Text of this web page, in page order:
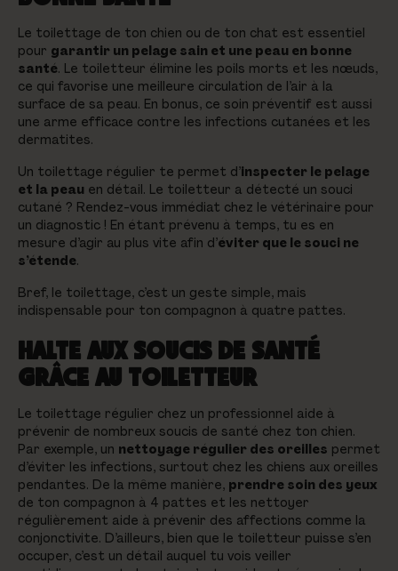
Le toilettage de ton chien ou de ton chat est essentiel
pour garantir un pelage sain et une peau en bonne
santé. Le toiletteur élimine les poils morts et les nœuds,
ce qui favorise une meilleure circulation de l’air à la
surface de sa peau. En bonus, ce soin préventif est aussi
une arme efficace contre les infections cutanées et les
dermatites.
Un toilettage régulier te permet d’inspecter le pelage
et la peau en détail. Le toiletteur a détecté un souci
cutané ? Rendez-vous immédiat chez le vétérinaire pour
un diagnostic ! En étant prévenu à temps, tu es en
mesure d’agir au plus vite afin d’éviter que le souci ne
s’étende.
Bref, le toilettage, c’est un geste simple, mais
indispensable pour ton compagnon à quatre pattes.
HALTE AUX SOUCIS DE SANTÉ
GRÂCE AU TOILETTEUR
Le toilettage régulier chez un professionnel aide à
prévenir de nombreux soucis de santé chez ton chien.
Par exemple, un nettoyage régulier des oreilles permet
d’éviter les infections, surtout chez les chiens aux oreilles
pendantes. De la même manière, prendre soin des yeux
de ton compagnon à 4 pattes et les nettoyer
régulièrement aide à prévenir des affections comme la
conjonctivite. D’ailleurs, bien que le toiletteur puisse s’en
occuper, c’est un détail auquel tu vois veiller